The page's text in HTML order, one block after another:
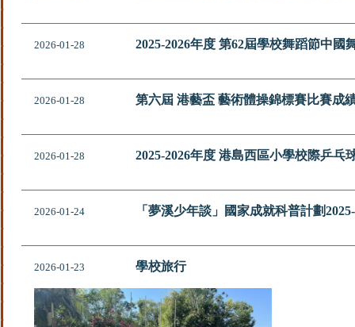
2026-01-28 2025-2026年度 第62屆學校舞蹈節中國
2026-01-28 第六屆 港藝盃 藝術體操錦標賽比賽成
2026-01-28 2025-2026年度 港島西區小學校際乒乓
2026-01-24 「夢溪少年談」國家成就科普計劃
2026-01-23 學校旅行